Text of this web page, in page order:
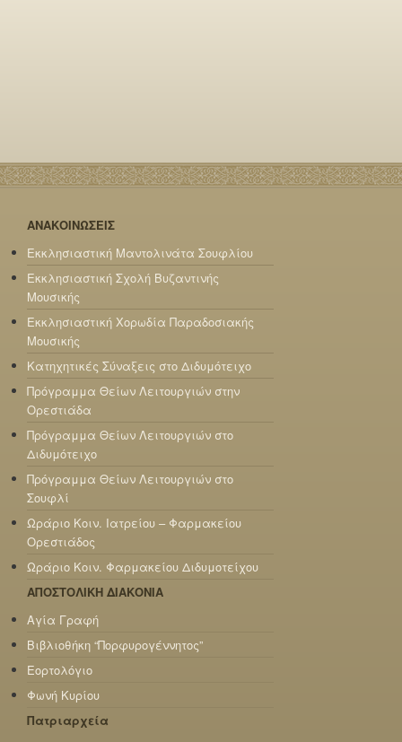
ΑΝΑΚΟΙΝΩΣΕΙΣ
Εκκλησιαστική Μαντολινάτα Σουφλίου
Εκκλησιαστική Σχολή Βυζαντινής
Μουσικής
Εκκλησιαστική Χορωδία Παραδοσιακής
Μουσικής
Κατηχητικές Σύναξεις στο Διδυμότειχο
Πρόγραμμα Θείων Λειτουργιών στην
Ορεστιάδα
Πρόγραμμα Θείων Λειτουργιών στο
Διδυμότειχο
Πρόγραμμα Θείων Λειτουργιών στο
Σουφλί
Ωράριο Κοιν. Ιατρείου – Φαρμακείου
Ορεστιάδος
Ωράριο Κοιν. Φαρμακείου Διδυμοτείχου
ΑΠΟΣΤΟΛΙΚΗ ΔΙΑΚΟΝΙΑ
Αγία Γραφή
Βιβλιοθήκη “Πορφυρογέννητος”
Εορτολόγιο
Φωνή Κυρίου
Πατριαρχεία